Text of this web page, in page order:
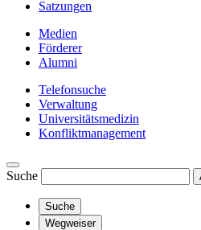
Satzungen
Medien
Förderer
Alumni
Telefonsuche
Verwaltung
Universitätsmedizin
Konfliktmanagement
Suche
Suche
Wegweiser